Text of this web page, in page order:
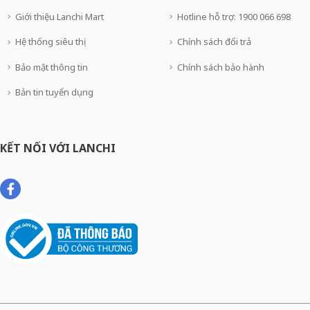
Giới thiệu Lanchi Mart
Hệ thống siêu thị
Bảo mật thông tin
Bản tin tuyển dụng
Hotline hỗ trợ: 1900 066 698
Chính sách đổi trả
Chính sách bảo hành
KẾT NỐI VỚI LANCHI